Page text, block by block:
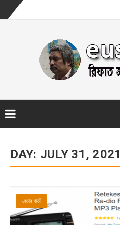
content
DAY: JULY 31, 2021
বেতার বার্তা